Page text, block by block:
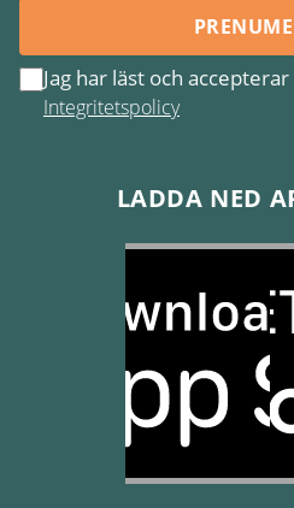
Jag har läst och
Integritetspolicy
LADDA NED